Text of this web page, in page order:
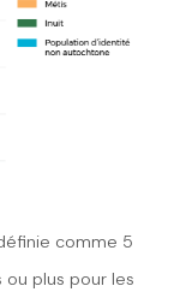
comme 5
plus pour les